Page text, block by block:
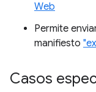
Web
Permite
manifiesto
Casos